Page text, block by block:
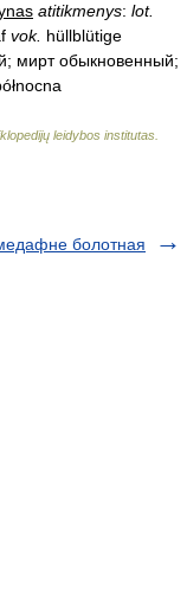
atitikmenys: lot.
vok. hüllblütige
мирт обыкновенный;
leidybos institutas
болотная